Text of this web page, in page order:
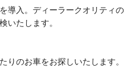
導入。ディーラークオリティの
いたします。
りのお車をお探しいたします。